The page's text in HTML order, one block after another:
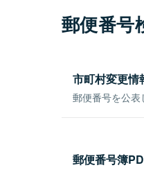
郵便番号
市町村変更情
郵便番号を公表
郵便番号簿